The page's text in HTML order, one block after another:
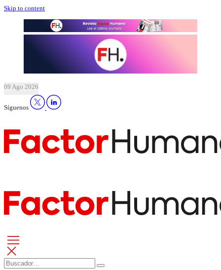
Skip to content
09 Ago 2026
Síguenos